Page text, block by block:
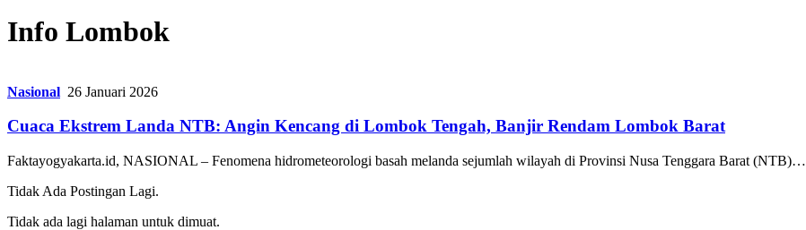
Info Lombok
Nasional 26 Januari 2026
Cuaca Ekstrem Landa NTB: Angin Kencang di Lombok Tengah, Banjir Rendam Lombok Barat
Faktayogyakarta.id, NASIONAL – Fenomena hidrometeorologi basah melanda sejumlah wilayah di Provinsi Nusa Tenggara Barat (NTB)…
Tidak Ada Postingan Lagi.
Tidak ada lagi halaman untuk dimuat.